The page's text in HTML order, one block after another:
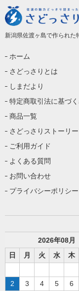
新潟県佐渡ヶ島で作られた
ホーム
さどっさりとは
しまだより
特定商取引法に基づ
商品一覧
さどっさりストーリー
ご利用ガイド
よくある質問
お問い合わせ
プライバシーポリシー
2026年08月
日
月 火 水 木
2
3 4 5 6